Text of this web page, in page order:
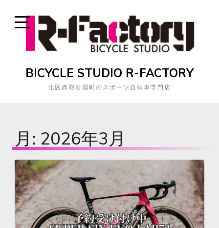
Open
Sidebar
BICYCLE STUDIO R-FACTORY
北区赤羽岩淵町のスポーツ自転車専門店
月: 2026年3月